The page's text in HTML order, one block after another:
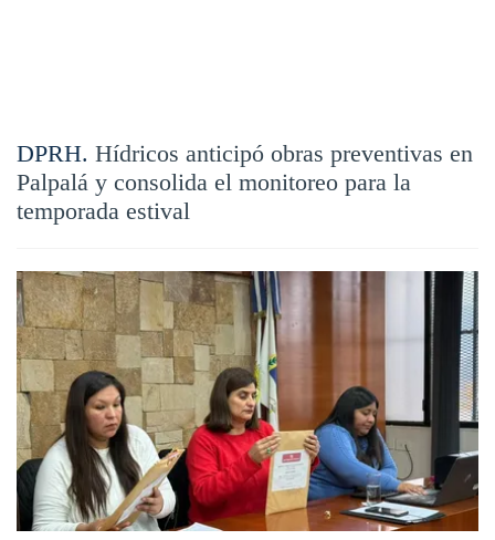
DPRH. Hídricos anticipó obras preventivas en
Palpalá y consolida el monitoreo para la
temporada estival